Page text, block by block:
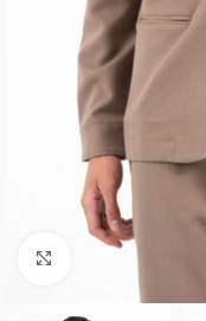
Κλικ για μεγέθυνση